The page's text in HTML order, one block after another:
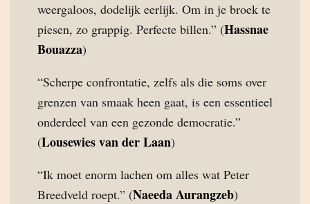
weergaloos, dodelijk eerlijk. Om in je broek te
piesen, zo grappig. Perfecte billen.” (Hassnae
Bouazza)
“Scherpe confrontatie, zelfs als die soms over
grenzen van smaak heen gaat, is een essentieel
onderdeel van een gezonde democratie.”
(Lousewies van der Laan)
“Ik moet enorm lachen om alles wat Peter
Breedveld roept.” (Naeeda Aurangzeb)